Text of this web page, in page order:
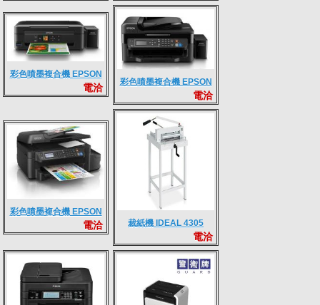
彩色噴墨複合機 EPSON
電洽
彩色噴墨複合機 EPSON
電洽
彩色噴墨複合機 EPSON
電洽 裁紙機 IDEAL 4305
電洽